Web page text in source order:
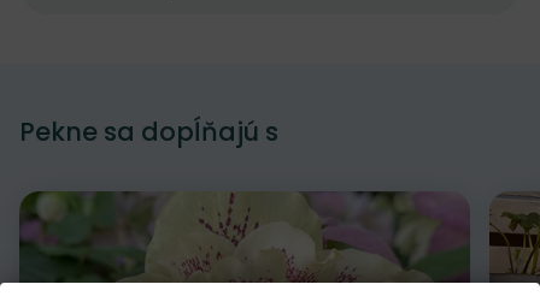
Pekne sa dopĺňajú s